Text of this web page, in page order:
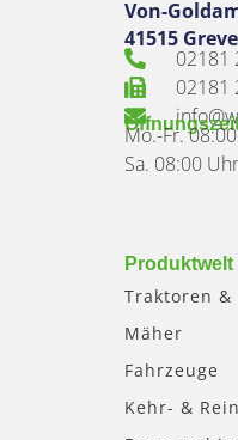
Von-
41515
02181
02181
Mo.-Fr.
Sa. 08:00
Produktwelt
Traktoren &
Mäher
Fahrzeuge
Kehr- &